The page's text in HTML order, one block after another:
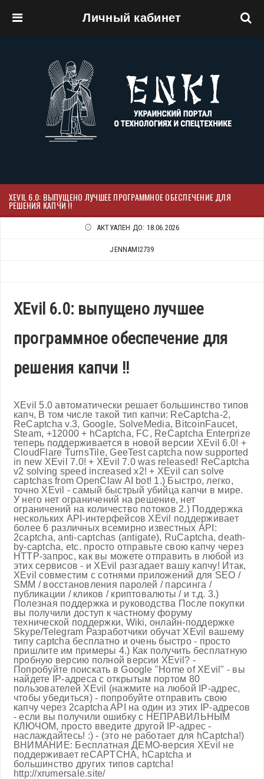
Личный кабинет
XEVIL 6.0: ВЫПУЩЕНО ЛУЧШЕЕ ПРОГРАММНОЕ ОБЕСПЕЧЕНИЕ ДЛЯ
РЕШЕНИЯ КАПЧИ !!
АКТУАЛЕН ДО: 18.06.2026
JENNAMI2739
XEvil 6.0: выпущено лучшее
программное обеспечение для
решения капчи !!
XEvil 5.0 автоматически решает большинство типов
капч, В том числе такой тип капчи: ReCaptcha-2,
ReCaptcha v.3, Google, SolveMedia, BitcoinFaucet,
Steam, +12000 + hCaptcha, FC, ReCaptcha Enterprize
теперь поддерживается в новой версии XEvil 6.0! +
CloudFlare TurnsTile, GeeTest captcha now supported
in new XEvil 7.0! + XEvil 7.0 was released! ReCaptcha
v2 solving speed increased x2! + XEvil can solve
captchas from OpenClaw AI bot! 1.) Быстро, легко,
точно XEvil - самый быстрый убийца капчи в мире.
У него нет ограничений на решение, нет
ограничений на количество потоков 2.) Поддержка
нескольких API-интерфейсов XEvil поддерживает
более 6 различных всемирно известных API:
2captcha, anti-captchas (antigate), RuCaptcha, death-
by-captcha, etc. просто отправьте свою капчу через
HTTP-запрос, как вы можете отправить в любой из
этих сервисов - и XEvil разгадает вашу капчу! Итак,
XEvil совместим с сотнями приложений для SEO /
SMM / восстановления паролей / парсинга /
публикации / кликов / криптовалюты / и т.д. 3.)
Полезная поддержка и руководства После покупки
вы получили доступ к частному форуму
технической поддержки, Wiki, онлайн-поддержке
Skype/Telegram Разработчики обучат XEvil вашему
типу captcha бесплатно и очень быстро - просто
пришлите им примеры 4.) Как получить бесплатную
пробную версию полной версии XEvil? -
Попробуйте поискать в Google "Home of XEvil" - вы
найдете IP-адреса с открытым портом 80
пользователей XEvil (нажмите на любой IP-адрес,
чтобы убедиться) - попробуйте отправить свою
капчу через 2captcha API на один из этих IP-адресов
- если вы получили ошибку с НЕПРАВИЛЬНЫМ
КЛЮЧОМ, просто введите другой IP-адрес -
наслаждайтесь! :) - (это не работает для hCaptcha!)
ВНИМАНИЕ: Бесплатная ДЕМО-версия XEvil не
поддерживает reCAPTCHA, hCaptcha и
большинство других типов captcha!
http://xrumersale.site/